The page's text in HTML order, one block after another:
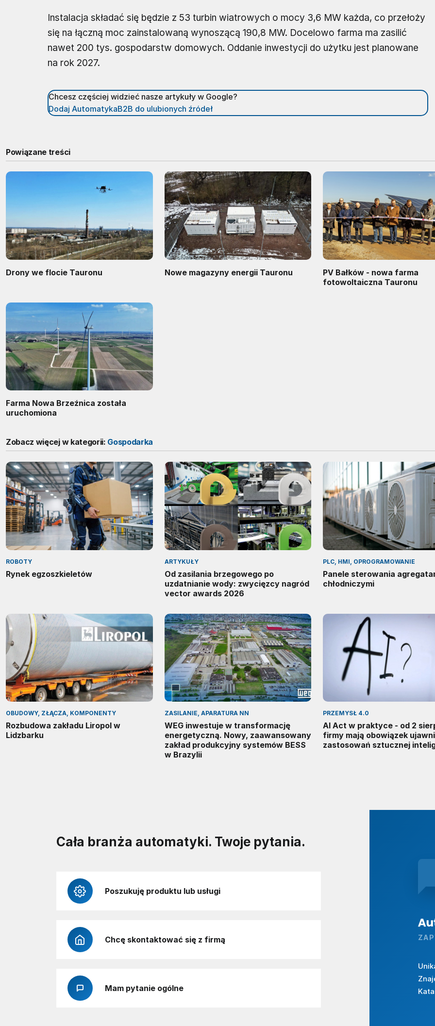
Instalacja składać się będzie z 53 turbin wiatrowych o mocy 3,6 MW każda, co przełoży
się na łączną moc zainstalowaną wynoszącą 190,8 MW. Docelowo farma ma zasilić
nawet 200 tys. gospodarstw domowych. Oddanie inwestycji do użytku jest planowane
na rok 2027.
Chcesz częściej widzieć nasze artykuły w Google?
Dodaj AutomatykaB2B do ulubionych źródeł
Powiązane treści
Drony we flocie Tauronu Nowe magazyny energii Tauronu
PV Bałków - nowa farma
fotowoltaiczna Tauronu
Farma Nowa Brzeźnica została
uruchomiona
Zobacz więcej w kategorii: Gospodarka
ROBOTY
Rynek egzoszkieletów
ARTYKUŁY
Od zasilania brzegowego po
uzdatnianie wody: zwycięzcy nagród
vector awards 2026
PLC, HMI, OPROGRAMOWANIE
Panele sterowania
chłodniczymi
OBUDOWY, ZŁĄCZA, KOMPONENTY
Rozbudowa zakładu Liropol w
Lidzbarku
ZASILANIE, APARATURA NN
WEG inwestuje w transformację
energetyczną. Nowy, zaawansowany
zakład produkcyjny systemów BESS
w Brazylii
PRZEMYSŁ 4.0
AI Act w praktyce - od 2
firmy mają obowiązek
zastosowań sztucznej
Cała branża automatyki. Twoje pytania.
Poszukuję produktu lub usługi
Chcę skontaktować się z firmą
Mam pytanie ogólne